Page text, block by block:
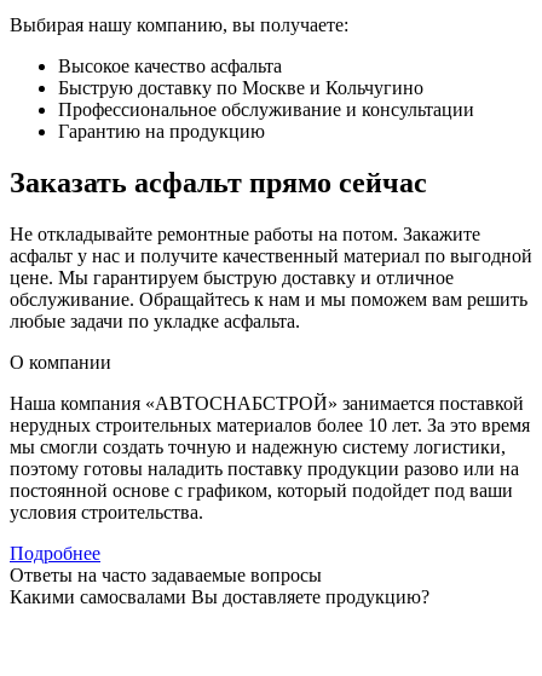
Выбирая нашу компанию, вы получаете:
Высокое качество асфальта
Быструю доставку по Москве и Кольчугино
Профессиональное обслуживание и консультации
Гарантию на продукцию
Заказать асфальт прямо сейчас
Не откладывайте ремонтные работы на потом. Закажите
асфальт у нас и получите качественный материал по выгодной
цене. Мы гарантируем быструю доставку и отличное
обслуживание. Обращайтесь к нам и мы поможем вам решить
любые задачи по укладке асфальта.
О компании
Наша компания «АВТОСНАБСТРОЙ» занимается поставкой
нерудных строительных материалов более 10 лет. За это время
мы смогли создать точную и надежную систему логистики,
поэтому готовы наладить поставку продукции разово или на
постоянной основе с графиком, который подойдет под ваши
условия строительства.
Подробнее
Ответы на часто задаваемые вопросы
Какими самосвалами Вы доставляете продукцию?